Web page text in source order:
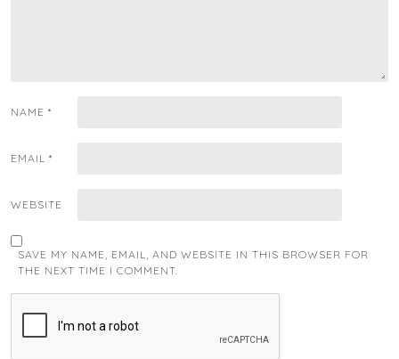
NAME *
EMAIL *
WEBSITE
SAVE MY NAME, EMAIL, AND WEBSITE IN THIS BROWSER FOR
THE NEXT TIME I COMMENT.